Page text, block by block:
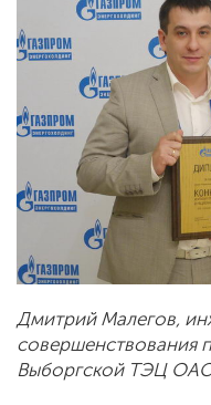
Дмитрий Малегов,
совершенствования
Выборгской ТЭЦ ОАО